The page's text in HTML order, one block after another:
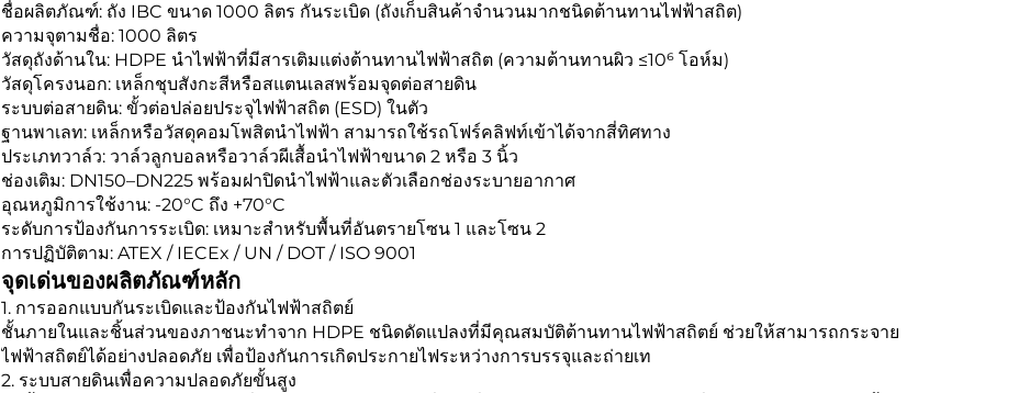
ชื่อผลิตภัณฑ์: ถัง IBC ขนาด 1000 ลิตร กันระเบิด (ถังเก็บสินค้าจำนวนมากชนิดต้านทานไฟฟ้าสถิต)
ความจุตามชื่อ: 1000 ลิตร
วัสดุถังด้านใน: HDPE นำไฟฟ้าที่มีสารเติมแต่งต้านทานไฟฟ้าสถิต (ความต้านทานผิว ≤10⁶ โอห์ม)
วัสดุโครงนอก: เหล็กชุบสังกะสีหรือสแตนเลสพร้อมจุดต่อสายดิน
ระบบต่อสายดิน: ขั้วต่อปล่อยประจุไฟฟ้าสถิต (ESD) ในตัว
ฐานพาเลท: เหล็กหรือวัสดุคอมโพสิตนำไฟฟ้า สามารถใช้รถโฟร์คลิฟท์เข้าได้จากสี่ทิศทาง
ประเภทวาล์ว: วาล์วลูกบอลหรือวาล์วผีเสื้อนำไฟฟ้าขนาด 2 หรือ 3 นิ้ว
ช่องเติม: DN150–DN225 พร้อมฝาปิดนำไฟฟ้าและตัวเลือกช่องระบายอากาศ
อุณหภูมิการใช้งาน: -20°C ถึง +70°C
ระดับการป้องกันการระเบิด: เหมาะสำหรับพื้นที่อันตรายโซน 1 และโซน 2
การปฏิบัติตาม: ATEX / IECEx / UN / DOT / ISO 9001
จุดเด่นของผลิตภัณฑ์หลัก
1. การออกแบบกันระเบิดและป้องกันไฟฟ้าสถิตย์
ชั้นภายในและชิ้นส่วนของภาชนะทำจาก HDPE ชนิดดัดแปลงที่มีคุณสมบัติต้านทานไฟฟ้าสถิตย์ ช่วยให้สามารถกระจาย
ไฟฟ้าสถิตย์ได้อย่างปลอดภัย เพื่อป้องกันการเกิดประกายไฟระหว่างการบรรจุและถ่ายเท
2. ระบบสายดินเพื่อความปลอดภัยขั้นสูง